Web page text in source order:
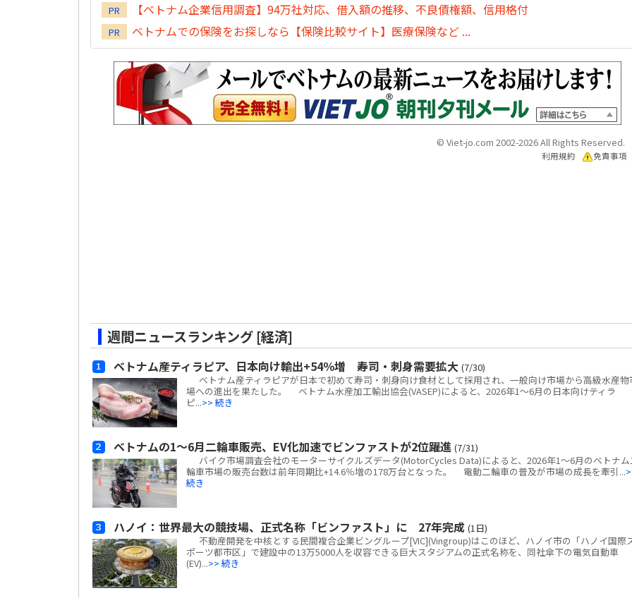
PR 【ベトナム企業信用調査】94万社対応、借入額の推移、不良債権額、信用格付
PR ベトナムでの保険をお探しなら【保険比較サイト】医療保険など ...
© Viet-jo.com 2002-2026 All Rights Reserved.
利用規約 免責事項
週間ニュースランキング [経済]
ベトナム産ティラピア、日本向け輸出+54％増 寿司・刺身需要拡大 (7/30)
ベトナム産ティラピアが日本で初めて寿司・刺身向け食材として採用され、一般向け市場から高級水産物
場への進出を果たした。 ベトナム水産加工輸出協会(VASEP)によると、2026年1～6月の日本向けティラ
ピ...>> 続き
ベトナムの1～6月二輪車販売、EV化加速でビンファストが2位躍進 (7/31)
バイク市場調査会社のモーターサイクルズデータ(MotorCycles Data)によると、2026年1～6月のベトナム
輪車市場の販売台数は前年同期比+14.6％増の178万台となった。 電動二輪車の普及が市場の成長を牽引...
続き
ハノイ：世界最大の競技場、正式名称「ビンファスト」に 27年完成 (1日)
不動産開発を中核とする民間複合企業ビングループ[VIC](Vingroup)はこのほど、ハノイ市の「ハノイ国際
ポーツ都市区」で建設中の13万5000人を収容できる巨大スタジアムの正式名称を、同社傘下の電気自動車
(EV)...>> 続き